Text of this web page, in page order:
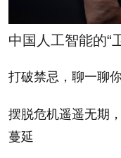
如果你是
戏（用大拇指玩的
觉得你的大拇指开
僵硬，为了延长职业
中国人工智能的“
打破禁忌，聊一聊
摆脱危机遥遥无期
蔓延